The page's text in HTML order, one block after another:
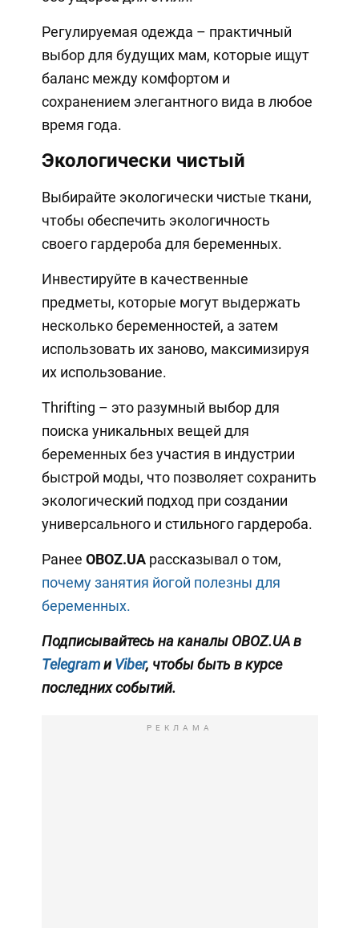
Регулируемая одежда – практичный
выбор для будущих мам, которые ищут
баланс между комфортом и
сохранением элегантного вида в любое
время года.
Экологически чистый
Выбирайте экологически чистые ткани,
чтобы обеспечить экологичность
своего гардероба для беременных.
Инвестируйте в качественные
предметы, которые могут выдержать
несколько беременностей, а затем
использовать их заново, максимизируя
их использование.
Thrifting – это разумный выбор для
поиска уникальных вещей для
беременных без участия в индустрии
быстрой моды, что позволяет сохранить
экологический подход при создании
универсального и стильного гардероба.
Ранее OBOZ.UAрассказывал о том,
почему занятия йогой полезны для
беременных.
Подписывайтесь на каналы OBOZ.UA в
TelegramиViber, чтобы быть в курсе
последних событий.
РЕКЛАМА